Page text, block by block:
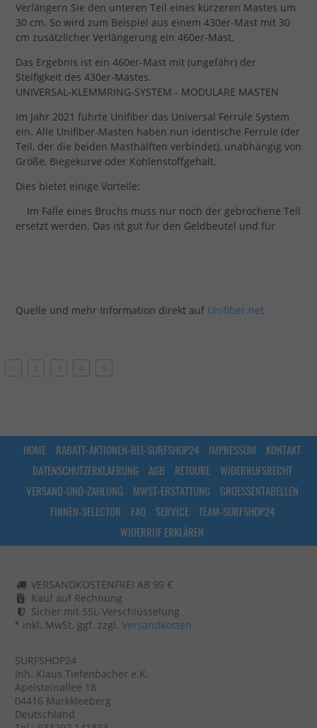
Verlängern Sie den unteren Teil eines kürzeren Mastes um
30 cm. So wird zum Beispiel aus einem 430er-Mast mit 30
cm zusätzlicher Verlängerung ein 460er-Mast.
Das Ergebnis ist ein 460er-Mast mit (ungefähr) der
Steifigkeit des 430er-Mastes.
UNIVERSAL-KLEMMRING-SYSTEM - MODULARE MASTEN
Im Jahr 2021 führte Unifiber das Universal Ferrule System
ein. Alle Unifiber-Masten haben nun identische Ferrule (der
Teil, der die beiden Masthälften verbindet), unabhängig von
Größe, Biegekurve oder Kohlenstoffgehalt.
Dies bietet einige Vorteile:
Im Falle eines Bruchs muss nur noch der gebrochene Teil
ersetzt werden. Das ist gut für den Geldbeutel und für
Quelle und mehr Information direkt auf Unifiber.net
2 4
HOME RABATT-AKTIONEN-BEI-SURFSHOP24 IMPRESSUM
KONTAKT
DATENSCHUTZERKLAERUNG
AGB RETOURE
WIDERRUFSRECHT
VERSAND-UND-ZAHLUNG
MWST-ERSTATTUNG
GROESSENTABELLEN
FINNEN-SELECTOR
FAQ SERVICE
TEAM-SURFSHOP24
WIDERRUF ERKLÄREN
VERSANDKOSTENFREI AB 99 €
Kauf auf Rechnung
Sicher mit SSL-Verschlüsselung
* inkl. MwSt. ggf. zzgl. Versandkosten
SURFSHOP24
Inh. Klaus Tiefenbacher e.K.
Apelsteinallee 18
04416 Markkleeberg
Deutschland